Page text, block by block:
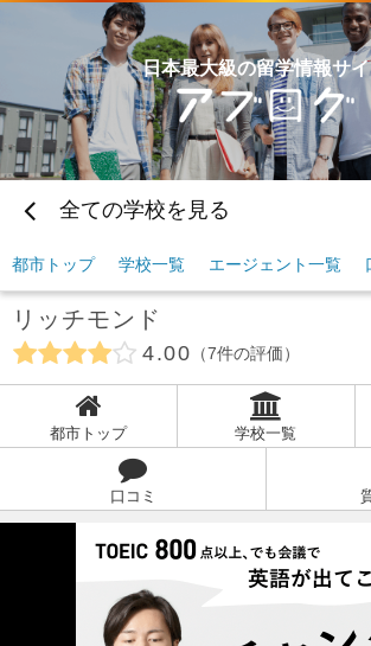
日本最大級の留学情報サ
全ての学校を見る
都市トップ 学校一覧 エージェント一覧
リッチモンド
4.00 7件の評価
都市トップ 学校一覧
口コミ